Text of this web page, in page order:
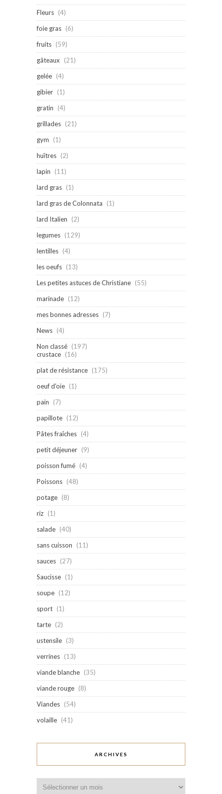
Fleurs (4)
foie gras (6)
fruits (59)
gâteaux
(21)
gelée (4)
gibier (1)
gratin
(4)
grillades (21)
gym
(1)
huîtres (2)
lapin
(11)
lard gras (1)
lard gras de Colonnata
(1)
lard Italien
(2)
legumes (129)
lentilles (4)
les oeufs (13)
Les petites astuces de Christiane (55)
marinade (12)
mes bonnes adresses (7)
News (4)
Non classé (197)
crustace (16)
plat de résistance (175)
oeuf d'oie (1)
pain
(7)
papillote (12)
Pâtes fraîches (4)
petit déjeuner (9)
poisson fumé (4)
Poissons (48)
potage (8)
riz (1)
salade (40)
sans cuisson
(11)
sauces (27)
Saucisse (1)
soupe (12)
sport (1)
tarte (2)
ustensile (3)
verrines (13)
viande blanche (35)
viande rouge (8)
Viandes (54)
volaille (41)
ARCHIVES